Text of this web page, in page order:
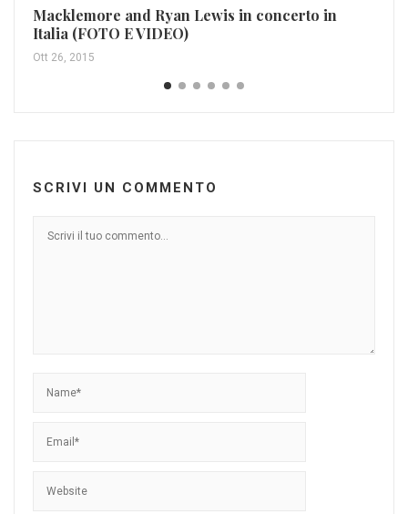
Macklemore and Ryan Lewis in concerto in
Italia (FOTO E VIDEO)
Ott 26, 2015
SCRIVI UN COMMENTO